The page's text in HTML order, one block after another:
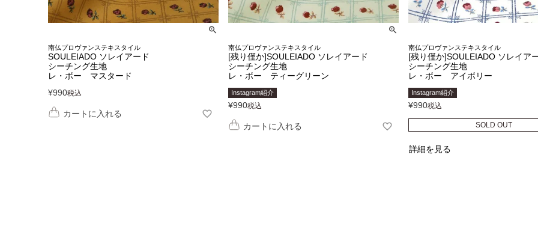
南仏プロヴァンステキスタイル
SOULEIADO ソレイアード
シーチング生地
レ・ボー マスタード
¥990税込
カートに入れる
南仏プロヴァンステキスタイル
[残り僅か]SOULEIADO ソレイアード
シーチング生地
レ・ボー ティーグリーン
Instagram紹介
¥990税込
カートに入れる
南仏プロヴァンステキスタイル
[残り僅か]SOULEIADO ソレイア
シーチング生地
レ・ボー アイボリー
Instagram紹介
¥990税込
SOLD OUT
詳細を見る